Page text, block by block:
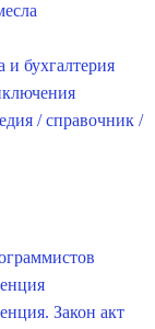
и бухгалтерия
/ справочник /
Закон акт